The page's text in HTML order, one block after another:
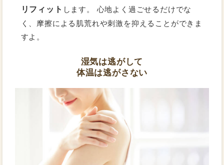
リフィット します。 心地よく過ごせるだけでな
く、摩擦による肌荒れや刺激を抑えることができま
すよ。
湿気は逃がして
体温は逃がさない